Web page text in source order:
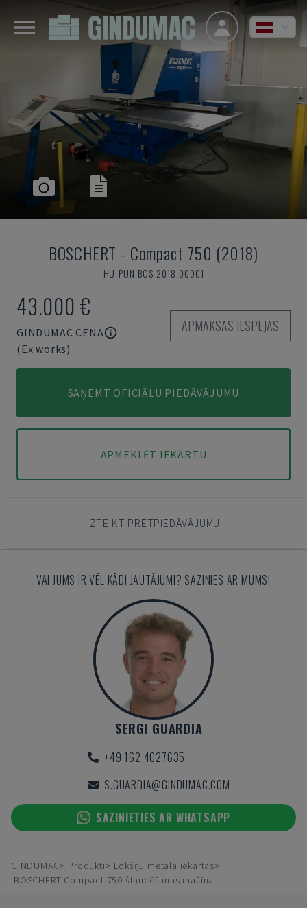
BOSCHERT - Compact 750 (2018)
HU-PUN-BOS-2018-00001
43.000 €
GINDUMAC CENA
(Ex works)
APMAKSAS IESPĒJAS
SAŅEMT OFICIĀLU PIEDĀVĀJUMU
APMEKLĒT IEKĀRTU
IZTEIKT PRETPIEDĀVĀJUMU
VAI JUMS IR VĒL KĀDI JAUTĀJUMI? SAZINIES AR MUMS!
SERGI GUARDIA
+49 162 4027635
S.GUARDIA@GINDUMAC.COM
SAZINIETIES AR WHATSAPP
GINDUMAC Produkti
Lokšņu metāla iekārtas
BOSCHERT Compact 750 štancēšanas mašīna